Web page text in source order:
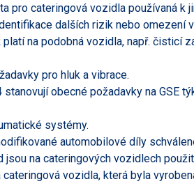
pro cateringová vozidla používaná k
dalších rizik nebo omezení
na podobná vozidla, např. čisticí
pro hluk a vibrace.
stanovují obecné požadavky na GSE
systémy.
automobilové díly
jsou na cateringových vozidlech
vozidla, která byla